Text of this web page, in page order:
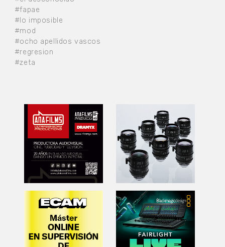
#fapae
#lo imposible
#mod
#ocho apellidos vascos
#regresion
#zeta